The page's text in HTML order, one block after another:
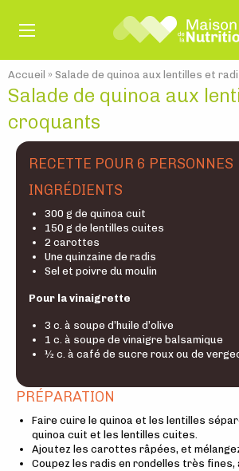
Accueil » Salade de quinoa aux lentilles et
Salade de quinoa aux
croquants
RECETTE POUR 6 PERSONNES
INGRÉDIENTS
300 g de quinoa cuit
150 g de lentilles cuites
2 carottes
Une quinzaine de radis
Sel et poivre du moulin
Pour la vinaigrette
3 c. à soupe d’huile d’olive
1 c. à soupe de vinaigre balsamique
½ c. à café de sucre roux ou de
PRÉPARATION
Faire cuire le quinoa et les lentilles
quinoa cuit et les lentilles cuites.
Ajoutez les carottes râpées, et
Coupez les radis en rondelles très fines,